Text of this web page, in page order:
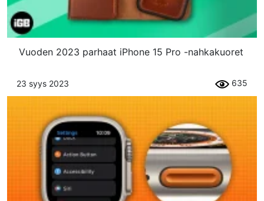
Vuoden 2023 parhaat iPhone 15 Pro -nahkakuoret
23 syys 2023 635